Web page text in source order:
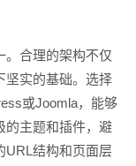
。合理的架构不仅
坚实的基础。选择
或Joomla，能够
的主题和插件，避
URL结构和页面层